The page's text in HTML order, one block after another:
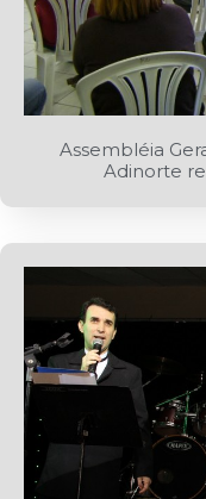
Assembléia
Adinorte